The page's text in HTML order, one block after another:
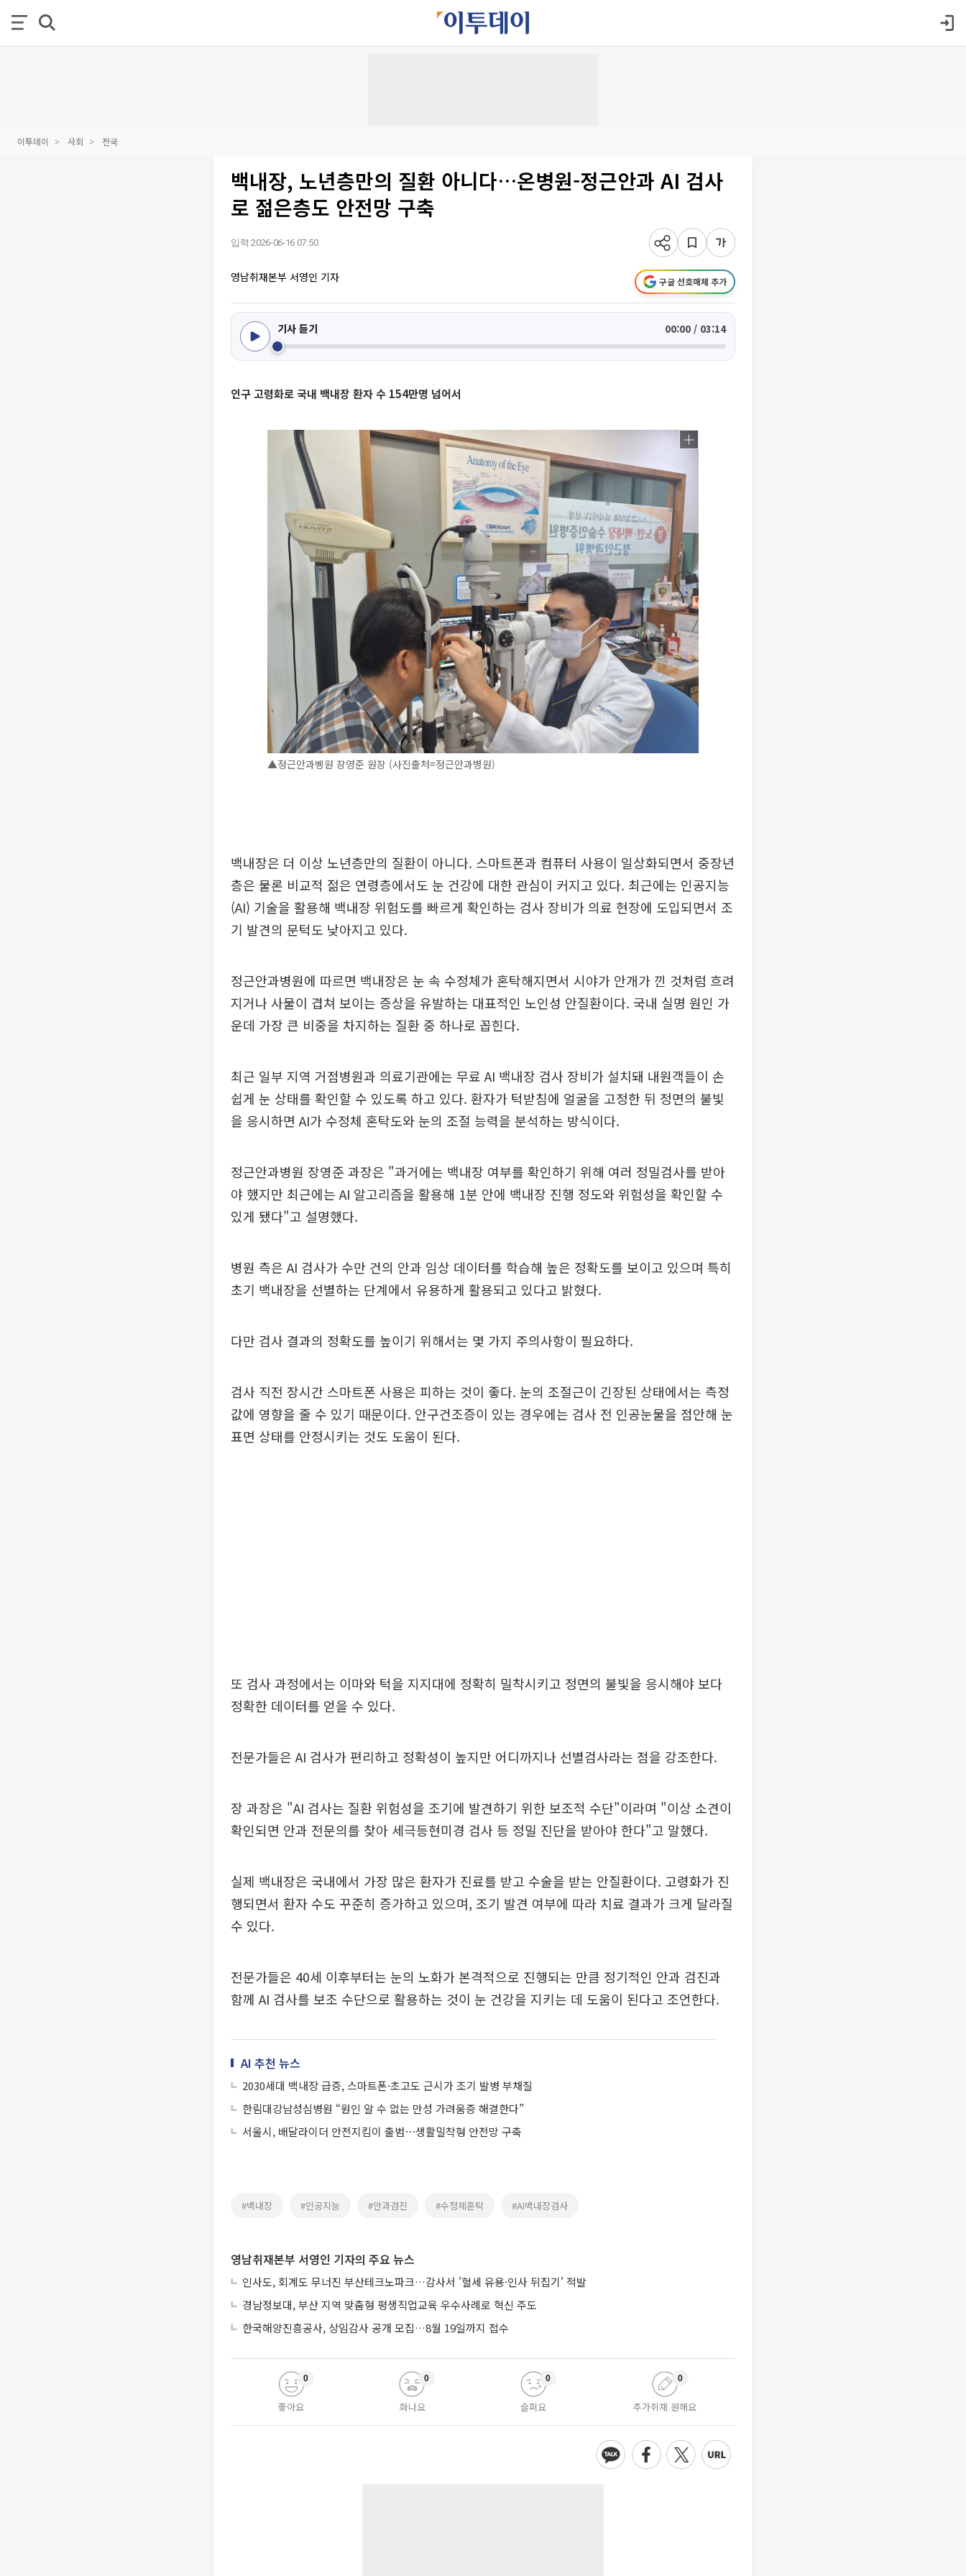
이투데이 사회 전국
백내장, 노년층만의 질환 아니다…온병원-정근안과 AI 검사
로 젊은층도 안전망 구축
입력 2026-06-16 07:50
영남취재본부 서영인 기자 구글 선호매체 추가
기사 듣기 00:00 / 03:14
인구 고령화로 국내 백내장 환자 수 154만명 넘어서
▲정근안과벵원 장영준 원장 (사진출처=정근안과병원)
백내장은 더 이상 노년층만의 질환이 아니다. 스마트폰과 컴퓨터 사용이 일상화되면서 중장년
층은 물론 비교적 젊은 연령층에서도 눈 건강에 대한 관심이 커지고 있다. 최근에는 인공지능
(AI) 기술을 활용해 백내장 위험도를 빠르게 확인하는 검사 장비가 의료 현장에 도입되면서 조
기 발견의 문턱도 낮아지고 있다.
정근안과병원에 따르면 백내장은 눈 속 수정체가 혼탁해지면서 시야가 안개가 낀 것처럼 흐려
지거나 사물이 겹쳐 보이는 증상을 유발하는 대표적인 노인성 안질환이다. 국내 실명 원인 가
운데 가장 큰 비중을 차지하는 질환 중 하나로 꼽힌다.
최근 일부 지역 거점병원과 의료기관에는 무료 AI 백내장 검사 장비가 설치돼 내원객들이 손
쉽게 눈 상태를 확인할 수 있도록 하고 있다. 환자가 턱받침에 얼굴을 고정한 뒤 정면의 불빛
을 응시하면 AI가 수정체 혼탁도와 눈의 조절 능력을 분석하는 방식이다.
정근안과병원 장영준 과장은 "과거에는 백내장 여부를 확인하기 위해 여러 정밀검사를 받아
야 했지만 최근에는 AI 알고리즘을 활용해 1분 안에 백내장 진행 정도와 위험성을 확인할 수
있게 됐다"고 설명했다.
병원 측은 AI 검사가 수만 건의 안과 임상 데이터를 학습해 높은 정확도를 보이고 있으며 특히
초기 백내장을 선별하는 단계에서 유용하게 활용되고 있다고 밝혔다.
다만 검사 결과의 정확도를 높이기 위해서는 몇 가지 주의사항이 필요하다.
검사 직전 장시간 스마트폰 사용은 피하는 것이 좋다. 눈의 조절근이 긴장된 상태에서는 측정
값에 영향을 줄 수 있기 때문이다. 안구건조증이 있는 경우에는 검사 전 인공눈물을 점안해 눈
표면 상태를 안정시키는 것도 도움이 된다.
또 검사 과정에서는 이마와 턱을 지지대에 정확히 밀착시키고 정면의 불빛을 응시해야 보다
정확한 데이터를 얻을 수 있다.
전문가들은 AI 검사가 편리하고 정확성이 높지만 어디까지나 선별검사라는 점을 강조한다.
장 과장은 "AI 검사는 질환 위험성을 조기에 발견하기 위한 보조적 수단"이라며 "이상 소견이
확인되면 안과 전문의를 찾아 세극등현미경 검사 등 정밀 진단을 받아야 한다"고 말했다.
실제 백내장은 국내에서 가장 많은 환자가 진료를 받고 수술을 받는 안질환이다. 고령화가 진
행되면서 환자 수도 꾸준히 증가하고 있으며, 조기 발견 여부에 따라 치료 결과가 크게 달라질
수 있다.
전문가들은 40세 이후부터는 눈의 노화가 본격적으로 진행되는 만큼 정기적인 안과 검진과
함께 AI 검사를 보조 수단으로 활용하는 것이 눈 건강을 지키는 데 도움이 된다고 조언한다.
AI 추천 뉴스
2030세대 백내장 급증, 스마트폰·초고도 근시가 조기 발병 부채질
한림대강남성심병원 “원인 알 수 없는 만성 가려움증 해결한다”
서울시, 배달라이더 안전지킴이 출범⋯생활밀착형 안전망 구축
#백내장 #인공지능 #안과검진 #수정체혼탁 #AI백내장검사
영남취재본부 서영인 기자의 주요 뉴스
인사도, 회계도 무너진 부산테크노파크…감사서 '혈세 유용·인사 뒤집기' 적발
경남정보대, 부산 지역 맞춤형 평생직업교육 우수사례로 혁신 주도
한국해양진흥공사, 상임감사 공개 모집…8월 19일까지 접수
좋아요
0
화나요
0
슬퍼요
0
추가취재 원해요
0